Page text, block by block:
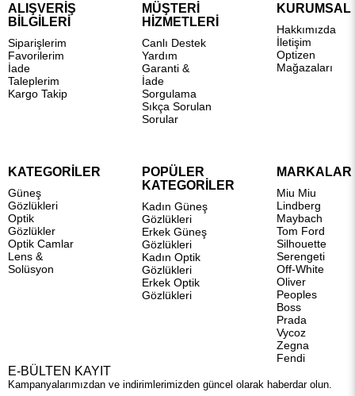
ALIŞVERİŞ
BİLGİLERİ
Siparişlerim
Favorilerim
İade
Taleplerim
Kargo Takip
MÜŞTERİ
HİZMETLERİ
Canlı Destek
Yardım
Garanti &
İade
Sorgulama
Sıkça Sorulan
Sorular
KURUMSAL
Hakkımızda
İletişim
Optizen
Mağazaları
KATEGORİLER
Güneş
Gözlükleri
Optik
Gözlükler
Optik Camlar
Lens &
Solüsyon
POPÜLER
KATEGORİLER
Kadın Güneş
Gözlükleri
Erkek Güneş
Gözlükleri
Kadın Optik
Gözlükleri
Erkek Optik
Gözlükleri
MARKALAR
Miu Miu
Lindberg
Maybach
Tom Ford
Silhouette
Serengeti
Off-White
Oliver
Peoples
Boss
Prada
Vycoz
Zegna
Fendi
E-BÜLTEN KAYIT
Kampanyalarımızdan ve indirimlerimizden güncel olarak haberdar olun.